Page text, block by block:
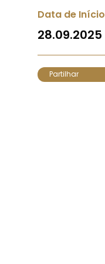
Data de Início
28.09.2025
Partilhar